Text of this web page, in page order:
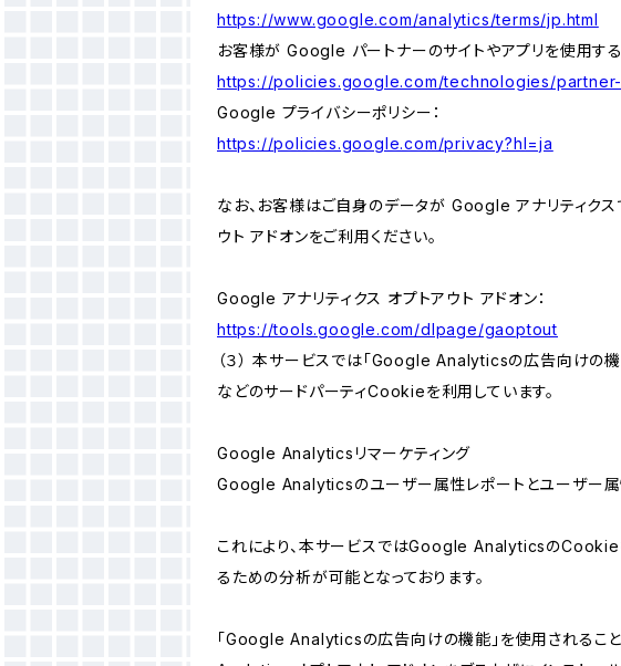
https://www.google.com/analytics/terms/jp.html
お客様が Google パートナーのサイトやアプリを使用す
https://policies.google.com/technologies/
Google プライバシーポリシー：
https://policies.google.com/privacy?hl=ja
なお、お客様はご自身のデータが Google アナリティク
ウト アドオンをご利用ください。
Google アナリティクス オプトアウト アドオン：
https://tools.google.com/dlpage/gaoptout
（３） 本サービスでは「Google Analyticsの広告向けの
などのサードパーティCookieを利用しています。
Google Analyticsリマーケティング
Google Analyticsのユーザー属性レポートとユーザー属
これにより、本サービスではGoogle AnalyticsのCookie
るための分析が可能となっております。
「Google Analyticsの広告向けの機能」を使用されるこ